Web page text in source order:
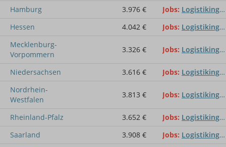
Hamburg
3.976 € Jobs Logistikingenieur / Logistikingenieurin
Hessen
4.042 € Jobs Logistikingenieur / Logistikingenieurin
Mecklenburg-
Vorpommern
3.326 € Jobs Logistikingenieur / Logistikingenieurin
Niedersachsen 3.616 € Jobs Logistikingenieur / Logistikingenieurin
Nordrhein-
Westfalen
3.813 € Jobs Logistikingenieur / Logistikingenieurin
Rheinland-Pfalz 3.652 € Jobs Logistikingenieur / Logistikingenieurin
Saarland
3.908 € Jobs Logistikingenieur / Logistikingenieurin